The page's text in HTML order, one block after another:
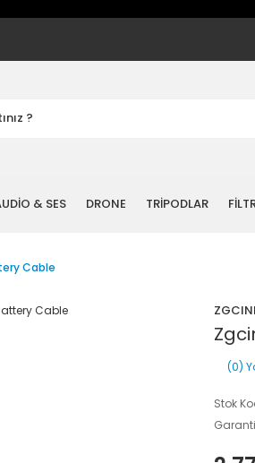
& SES DRONE TRİPODLAR
Cable
(0)
Stok